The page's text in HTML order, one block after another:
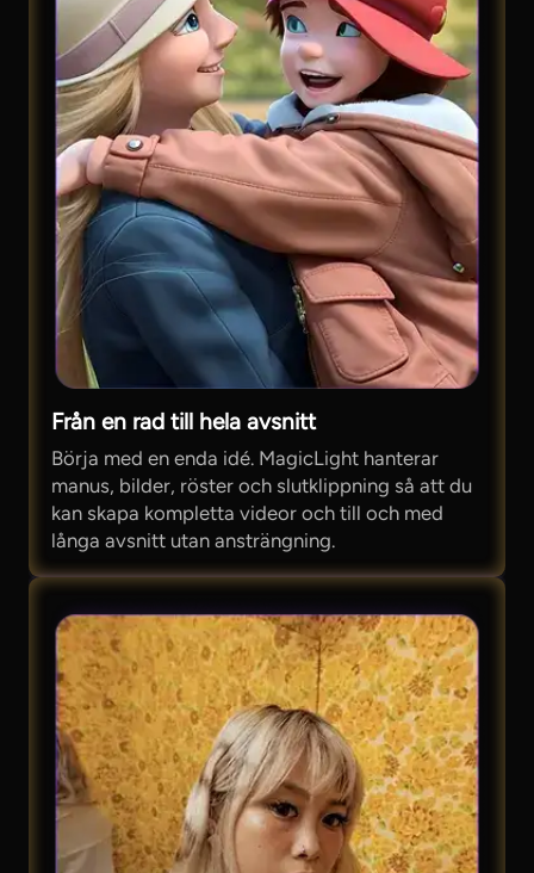
Från en rad till hela avsnitt
Börja med en enda idé. MagicLight hanterar
manus, bilder, röster och slutklippning så att du
kan skapa kompletta videor och till och med
långa avsnitt utan ansträngning.